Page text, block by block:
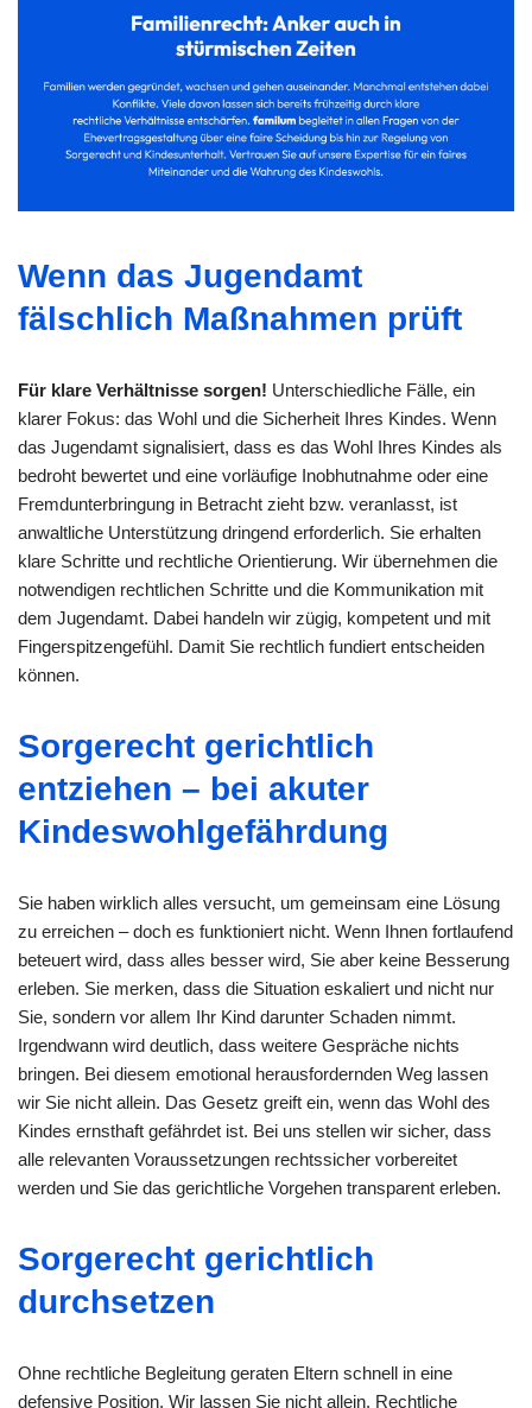
Wenn das Jugendamt
fälschlich Maßnahmen prüft
Für klare Verhältnisse sorgen! Unterschiedliche Fälle, ein
klarer Fokus: das Wohl und die Sicherheit Ihres Kindes. Wenn
das Jugendamt signalisiert, dass es das Wohl Ihres Kindes als
bedroht bewertet und eine vorläufige Inobhutnahme oder eine
Fremdunterbringung in Betracht zieht bzw. veranlasst, ist
anwaltliche Unterstützung dringend erforderlich. Sie erhalten
klare Schritte und rechtliche Orientierung. Wir übernehmen die
notwendigen rechtlichen Schritte und die Kommunikation mit
dem Jugendamt. Dabei handeln wir zügig, kompetent und mit
Fingerspitzengefühl. Damit Sie rechtlich fundiert entscheiden
können.
Sorgerecht gerichtlich
entziehen – bei akuter
Kindeswohlgefährdung
Sie haben wirklich alles versucht, um gemeinsam eine Lösung
zu erreichen – doch es funktioniert nicht. Wenn Ihnen fortlaufend
beteuert wird, dass alles besser wird, Sie aber keine Besserung
erleben. Sie merken, dass die Situation eskaliert und nicht nur
Sie, sondern vor allem Ihr Kind darunter Schaden nimmt.
Irgendwann wird deutlich, dass weitere Gespräche nichts
bringen. Bei diesem emotional herausfordernden Weg lassen
wir Sie nicht allein. Das Gesetz greift ein, wenn das Wohl des
Kindes ernsthaft gefährdet ist. Bei uns stellen wir sicher, dass
alle relevanten Voraussetzungen rechtssicher vorbereitet
werden und Sie das gerichtliche Vorgehen transparent erleben.
Sorgerecht gerichtlich
durchsetzen
Ohne rechtliche Begleitung geraten Eltern schnell in eine
defensive Position. Wir lassen Sie nicht allein. Rechtliche